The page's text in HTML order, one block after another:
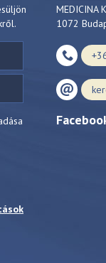
MEDICINA
1072